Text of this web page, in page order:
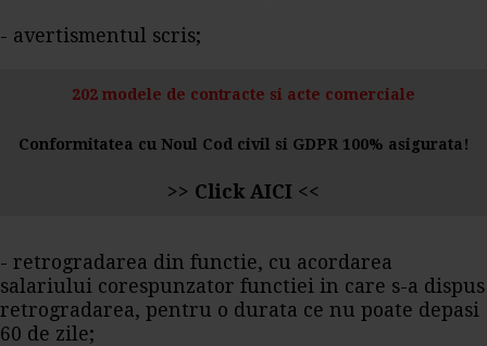
- avertismentul scris;
202 modele de contracte si acte comerciale
Conformitatea cu Noul Cod civil si GDPR 100% asigurata!
>> Click AICI <<
- retrogradarea din functie, cu acordarea
salariului corespunzator functiei in care s-a dispus
retrogradarea, pentru o durata ce nu poate depasi
60 de zile;